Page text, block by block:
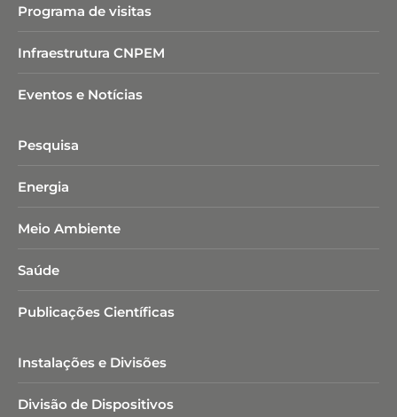
Programa de visitas
Infraestrutura CNPEM
Eventos e Notícias
Pesquisa
Energia
Meio Ambiente
Saúde
Publicações Científicas
Instalações e Divisões
Divisão de Dispositivos